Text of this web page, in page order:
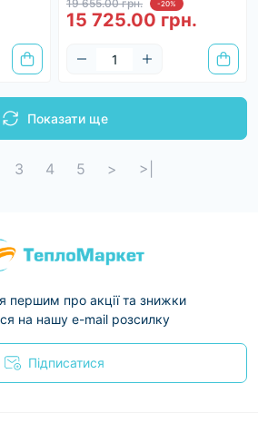
19 655.00 грн. -20%
15 725.00 грн.
Показати ще
3 4 5 > >|
першим про акції та знижки
на нашу e-mail розсилку
Підписатися